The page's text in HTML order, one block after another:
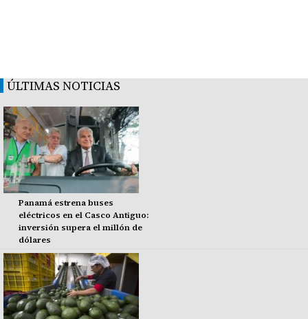
ÚLTIMAS NOTICIAS
Panamá estrena buses
eléctricos en el Casco Antiguo:
inversión supera el millón de
dólares